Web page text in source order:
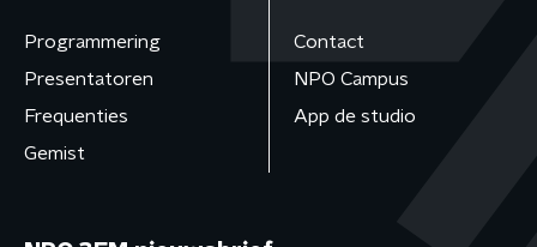
Programmering
Presentatoren
Frequenties
Gemist
Contact
NPO Campus
App de studio